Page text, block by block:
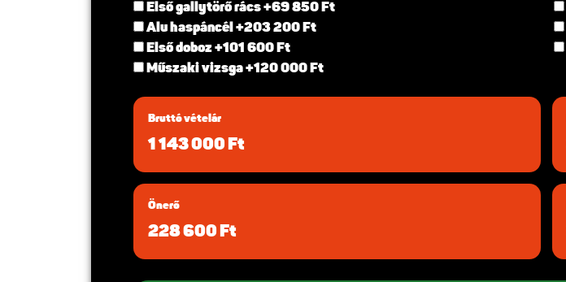
Első gallytörő rács +69 850 Ft
Alu haspáncél +203 200 Ft
Első doboz +101 600 Ft
Műszaki vizsga +120 000 Ft
Bruttó vételár
1 143 000 Ft
Önerő
228 600 Ft